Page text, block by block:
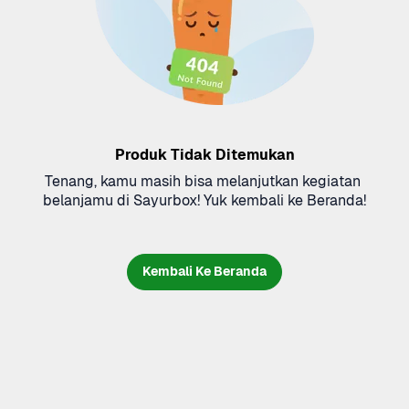
Produk Tidak Ditemukan
Tenang, kamu masih bisa melanjutkan kegiatan
belanjamu di Sayurbox! Yuk kembali ke Beranda!
Kembali Ke Beranda